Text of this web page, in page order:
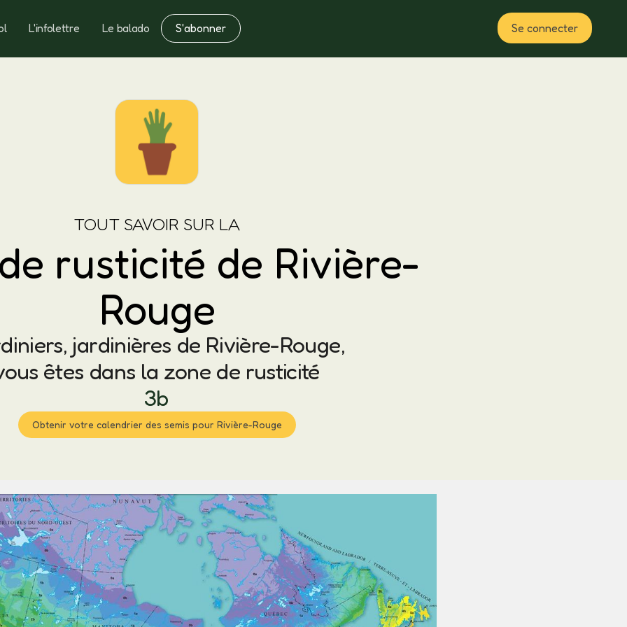
L'infolettre Le balado S'abonner Se connecter
Notes Fertilisation Plan
TOUT SAVOIR SUR LA
rusticité de Rivière-
Rouge
jardinières de Rivière-Rouge,
êtes dans la zone de rusticité
3b
Obtenir votre calendrier des semis pour Rivière-Rouge